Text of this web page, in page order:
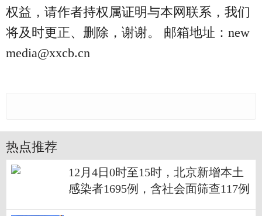
权益，请作者持权属证明与本网联系，我们
将及时更正、删除，谢谢。 邮箱地址：new
media@xxcb.cn
热点推荐
12月4日0时至15时，北京新增本土
感染者1695例，含社会面筛查117例